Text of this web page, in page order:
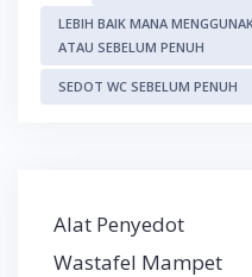
LEBIH BAIK MANA
ATAU SEBELUM PENUH
SEDOT WC SEBELUM PENUH
Post
navigation
Alat Penyedot
Wastafel Mampet